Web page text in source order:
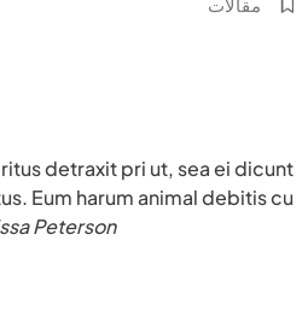
detraxit pri ut, sea ei dicunt
Eum harum animal debitis cu
Peterson